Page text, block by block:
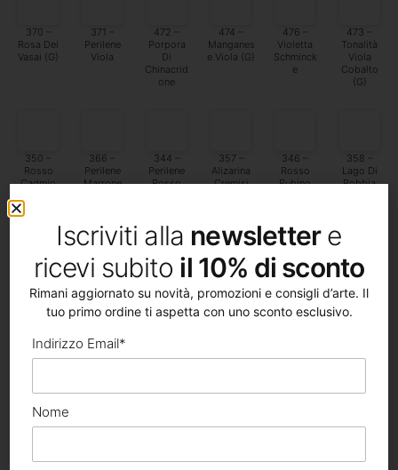
370 –
Rosa Dei
Vasai (G)
371 –
Perilene
Viola
472 –
Porpora
Di
Chinacrid
one
474 –
Manganes
e Viola (G)
476 –
Violetta
Schminck
e
473 –
Tonalità
Viola
Cobalto
(G)
350 –
Rosso
Cadmio
366 –
Perilene
Marrone
344 –
Perilene
Rosso
357 –
Alizarina
Cremisi
346 –
Rosso
Rubino
358 –
Lago Di
Robbia
354 –
Robbia
Scuro
362 –
356 –
Robbia
353 –
Permanent
e
351 –
Rubino
352 –
Viola
Magenta
Chinacrid
Rosso
Vermiglio
Luce
Rosso
Iscriviti alla newslettere
ricevi subito il 10% di sconto
Rimani aggiornato su novità, promozioni e consigli d’arte. Il
tuo primo ordine ti aspetta con uno sconto esclusivo.
Indirizzo Email*
Nome